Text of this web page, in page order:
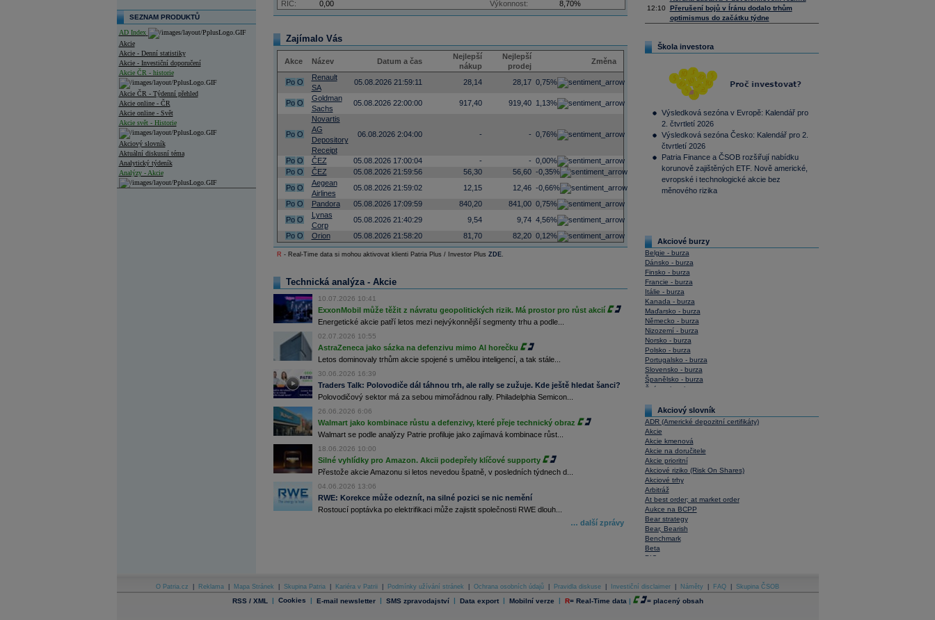
SEZNAM PRODUKTŮ
AD Index
Akcie
Akcie - Denní statistiky
Akcie - Investiční doporučení
Akcie ČR - historie
Akcie ČR - Týdenní přehled
Akcie online - ČR
Akcie online - Svět
Akcie svět - Historie
Akciový slovník
Aktuální diskusní téma
Analytický týdeník
Analýzy - Akcie
Databanka - Ceny
RIC: 0,00
Výkonnost:
8,70%
Zajímalo Vás
Akce Název Datum a čas
Nejlepší
nákup
Nejlepší
prodej
Změna
Po O
Renault
SA
05.08.2026 21:59:11 28,14 28,17 0,75%
Po O
Goldman
Sachs
05.08.2026 22:00:00 917,40 919,40 1,13%
Po O
Novartis
AG
Depository
Receipt
06.08.2026 2:04:00 - - 0,76%
Po O ČEZ 05.08.2026 17:00:04 - - 0,00%
Po O ČEZ 05.08.2026 21:59:56 56,30 56,60 -0,35%
Po O
Aegean
Airlines
05.08.2026 21:59:02 12,15 12,46 -0,66%
Po O Pandora 05.08.2026 17:09:59 840,20 841,00 0,75%
Po O
Lynas
Corp
05.08.2026 21:40:29 9,54 9,74 4,56%
Po O Orion 05.08.2026 21:58:20 81,70 82,20 0,12%
R - Real-Time data si mohou aktivovat klienti Patria Plus / Investor Plus ZDE.
Technická analýza - Akcie
10.07.2026 10:41
ExxonMobil může těžit z návratu geopolitických rizik. Má prostor pro růst akcií
Energetické akcie patří letos mezi nejvýkonnější segmenty trhu a podle...
02.07.2026 10:55
AstraZeneca jako sázka na defenzivu mimo AI horečku
Letos dominovaly trhům akcie spojené s umělou inteligencí, a tak stále...
30.06.2026 16:39
Traders Talk: Polovodiče dál táhnou trh, ale rally se zužuje. Kde ještě hledat šanci?
Polovodičový sektor má za sebou mimořádnou rally. Philadelphia Semicon...
26.06.2026 6:06
Walmart jako kombinace růstu a defenzivy, které přeje technický obraz
Walmart se podle analýzy Patrie profiluje jako zajímavá kombinace růst...
18.06.2026 10:00
Silné vyhlídky pro Amazon. Akcii podepřely klíčové supporty
Přestože akcie Amazonu si letos nevedou špatně, v posledních týdnech d...
04.06.2026 13:06
RWE: Korekce může odeznít, na silné pozici se nic nemění
Rostoucí poptávka po elektrifikaci může zajistit společnosti RWE dlouh...
… další zprávy
12:10
Přerušení bojů v Íránu dodalo trhům
optimismus do začátku týdne
Škola investora
Výsledková sezóna v Evropě: Kalendář pro
2. čtvrtletí 2026
Výsledková sezóna Česko: Kalendář pro 2.
čtvrtletí 2026
Patria Finance a ČSOB rozšiřují nabídku
korunově zajištěných ETF. Nově americké,
evropské i technologické akcie bez
měnového rizika
Akciové burzy
Belgie - burza
Dánsko - burza
Finsko - burza
Francie - burza
Itálie - burza
Kanada - burza
Maďarsko - burza
Německo - burza
Nizozemí - burza
Norsko - burza
Polsko - burza
Portugalsko - burza
Slovensko - burza
Španělsko - burza
Švýcarsko - burza
Akciový slovník
ADR (Americké depozitní certifikáty)
Akcie
Akcie kmenová
Akcie na doručitele
Akcie prioritní
Akciové riziko (Risk On Shares)
Akciové trhy
Arbitráž
At best order; at market order
Aukce na BCPP
Bear strategy
Bear, Bearish
Benchmark
Beta
BIC
Bonita
Book To Bill Ratio
Book Value
O Patria.cz Reklama Mapa Stránek Skupina Patria Kariéra v Patrii Podmínky užívání stránek Ochrana osobních údajů Pravidla diskuse Investiční disclaimer Náměty FAQ Skupina ČSOB
RSS / XML | Cookies | E-mail newsletter | SMS zpravodajství | Data export | Mobilní verze | R= Real-Time data | = placený obsah